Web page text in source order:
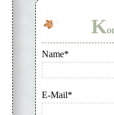
K
Name*
E-Mail*